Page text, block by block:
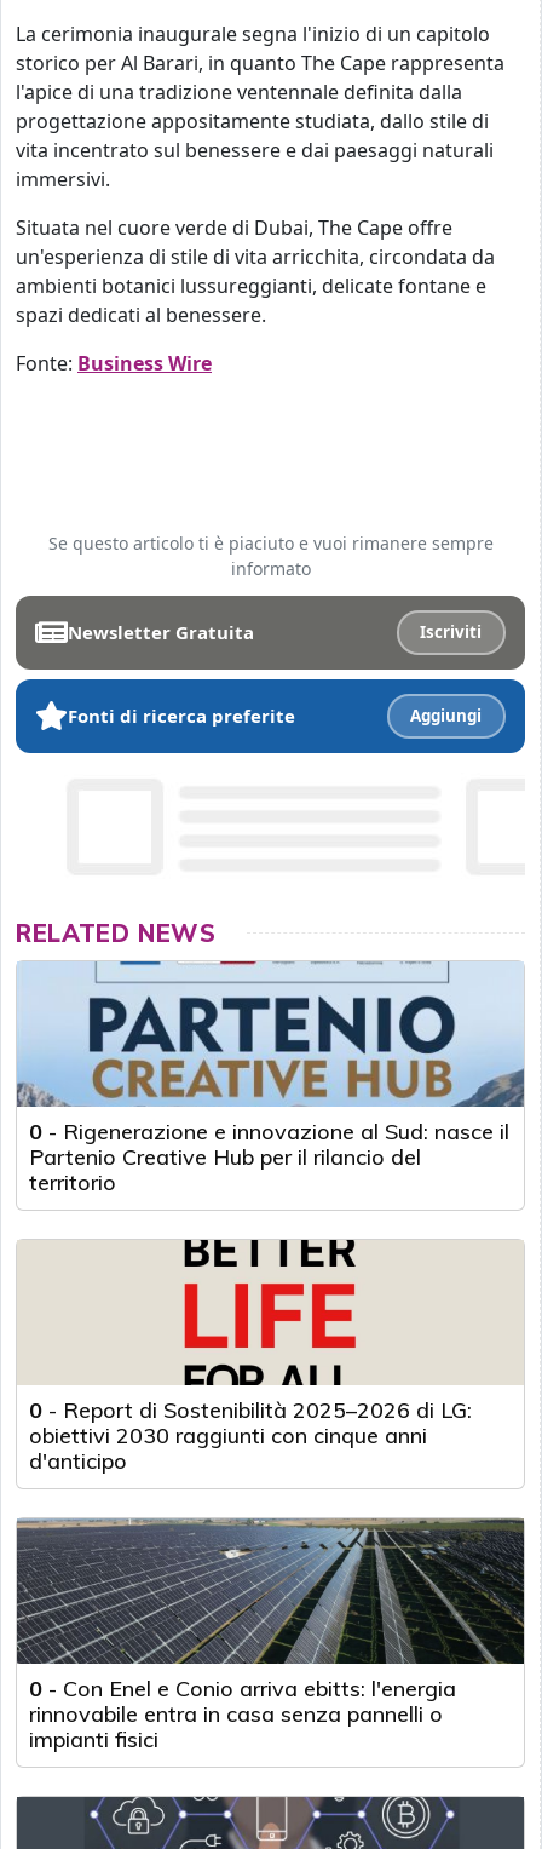
La cerimonia inaugurale segna l'inizio di un capitolo
storico per Al Barari, in quanto The Cape rappresenta
l'apice di una tradizione ventennale definita dalla
progettazione appositamente studiata, dallo stile di
vita incentrato sul benessere e dai paesaggi naturali
immersivi.
Situata nel cuore verde di Dubai, The Cape offre
un'esperienza di stile di vita arricchita, circondata da
ambienti botanici lussureggianti, delicate fontane e
spazi dedicati al benessere.
Fonte: Business Wire
Se questo articolo ti è piaciuto e vuoi rimanere sempre
informato
Newsletter Gratuita Iscriviti
Fonti di ricerca preferite Aggiungi
RELATED NEWS
0 - Rigenerazione e innovazione al Sud: nasce il
Partenio Creative Hub per il rilancio del
territorio
0 - Report di Sostenibilità 2025–2026 di LG:
obiettivi 2030 raggiunti con cinque anni
d'anticipo
0 - Con Enel e Conio arriva ebitts: l'energia
rinnovabile entra in casa senza pannelli o
impianti fisici